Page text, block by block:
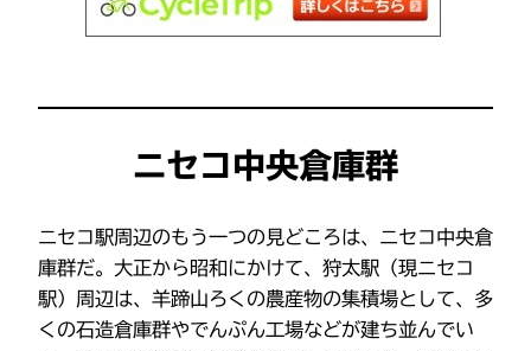
ニセコ中央倉庫群
ニセコ駅周辺のもう一つの見どころは、ニセコ中央倉
庫群だ。大正から昭和にかけて、狩太駅（現ニセコ
駅）周辺は、羊蹄山ろくの農産物の集積場として、多
くの石造倉庫群やでんぷん工場などが建ち並んでい